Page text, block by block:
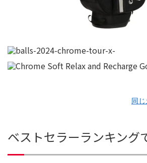
同
ベストセラーランキング